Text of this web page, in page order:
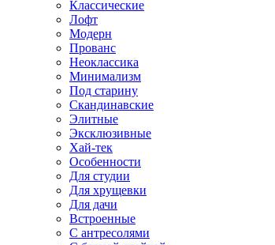
Классические
Лофт
Модерн
Прованс
Неоклассика
Минимализм
Под старину
Скандинавские
Элитные
Эксклюзивные
Хай-тек
Особенности
Для студии
Для хрущевки
Для дачи
Встроенные
С антресолями